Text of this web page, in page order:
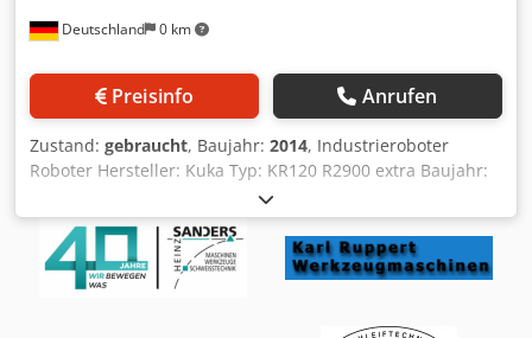
Deutschland 0 km
Preisinfo Anrufen
Zustand: gebraucht, Baujahr: 2014, Industrieroboter
Roboter Hersteller: Kuka Typ: KR120 R2900 extra Baujahr:
2014 Reichweite: 2.896 mm Dsdpfxoxp Nvqj Aprskr
Gewicht: 1.084 kg Traglast: 120 kg Kuka Steuerung KRC4
Baujahr 2014 Gewicht 163 kg Software KSS 8.5.4 Kuka
TouchPad KCP4 Kuka Verbindungsleitungen ä22726